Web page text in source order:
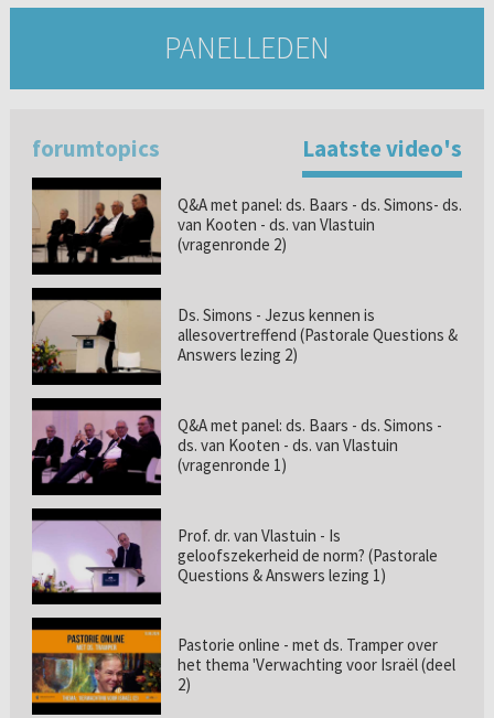
PANELLEDEN
forumtopics Laatste video's
Q&A met panel: ds. Baars - ds. Simons- ds.
van Kooten - ds. van Vlastuin
(vragenronde 2)
Ds. Simons - Jezus kennen is
allesovertreffend (Pastorale Questions &
Answers lezing 2)
Q&A met panel: ds. Baars - ds. Simons -
ds. van Kooten - ds. van Vlastuin
(vragenronde 1)
Prof. dr. van Vlastuin - Is
geloofszekerheid de norm? (Pastorale
Questions & Answers lezing 1)
Pastorie online - met ds. Tramper over
het thema 'Verwachting voor Israël (deel
2)